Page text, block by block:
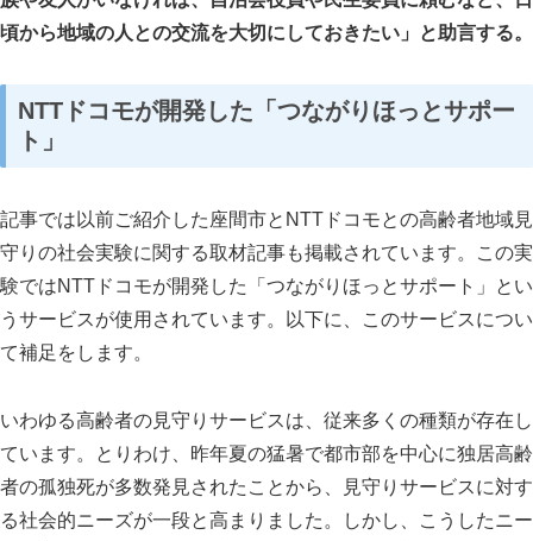
スマート・エイジング シニアビジネス 国際活動
頃から地域の人との交流を大切にしておきたい」と助言する。
NTT ドコモが開発した「つながりほっとサポー
ト」
記事では以前ご紹介した座間市と NTT ドコモとの高齢者地域見
守りの社会実験に関する取材記事も掲載されています。この実
験ではNTT ドコモが開発した「つながりほっとサポート」とい
うサービスが使用されています。以下に、このサービスについ
て補足をします。
いわゆる高齢者の見守りサービスは、従来多くの種類が存在し
ています。とりわけ、昨年夏の猛暑で都市部を中心に独居高齢
者の孤独死が多数発見されたことから、見守りサービスに対す
る社会的ニーズが一段と高まりました。しかし、こうしたニー